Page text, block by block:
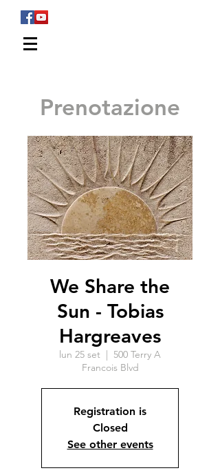
We Share the
Sun - Tobias
Hargreaves
lun 25 set
  |
500 Terry A
Francois Blvd
Registration is
Closed
See other events
Prenotazione